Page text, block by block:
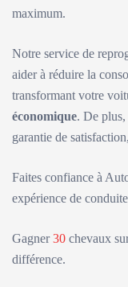
maximum.
Notre service de
aider à réduire la
transformant votre
économique. De plus,
garantie de
Faites confiance à
expérience de
Gagner30 chevaux
différence.